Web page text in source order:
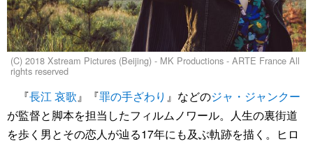
(C) 2018 Xstream Pictures (Beijing) - MK Productions - ARTE France All
rights reserved
『長江 哀歌』『罪の手ざわり 』などのジャ・ジャンクー
が監督と脚本を担当したフィルムノワール。人生の裏街道
を歩く男とその恋人が辿る17年にも及ぶ軌跡を描く。ヒロ